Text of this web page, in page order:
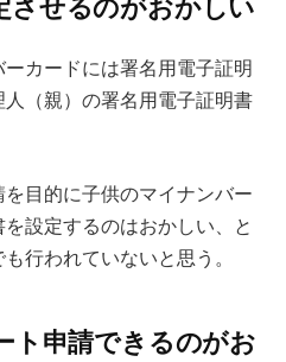
カードには署名用電子証明
（親）の署名用電子証明書
目的に子供のマイナンバー
設定するのはおかしい、と
行われていないと思う。
ト申請できるのがお